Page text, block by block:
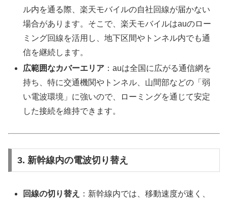
ル内を通る際、楽天モバイルの自社回線が届かない
場合があります。そこで、楽天モバイルはauのロー
ミング回線を活用し、地下区間やトンネル内でも通
信を継続します。
広範囲なカバーエリア ：auは全国に広がる通信網を
持ち、特に交通機関やトンネル、山間部などの「弱
い電波環境」に強いので、ローミングを通じて安定
した接続を維持できます。
3. 新幹線内の電波切り替え
回線の切り替え
：新幹線内では、移動速度が速く、